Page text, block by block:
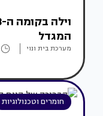
המגדל
מערכת בית ונוי
חומרים וטכנולוגיות